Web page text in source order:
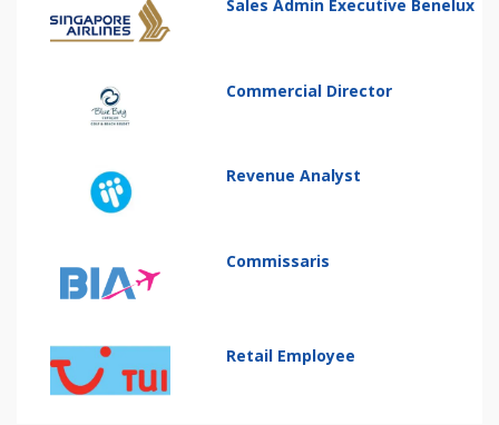
Sales Admin Executive Benelux
Commercial Director
Revenue Analyst
Commissaris
Retail Employee